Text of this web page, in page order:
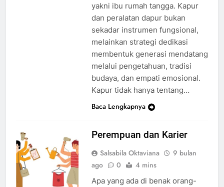
yakni ibu rumah tangga. Kapur
dan peralatan dapur bukan
sekadar instrumen fungsional,
melainkan strategi dedikasi
membentuk generasi mendatang
melalui pengetahuan, tradisi
budaya, dan empati emosional.
Kapur tidak hanya tentang…
Baca Lengkapnya
Perempuan dan Karier
Salsabila Oktaviana
9 bulan
ago
0 4 mins
Apa yang ada di benak orang-